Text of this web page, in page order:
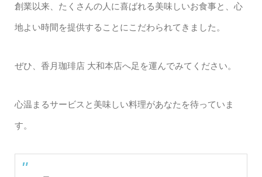
創業以来、たくさんの人に喜ばれる美味しいお食事と、心
地よい時間を提供することにこだわられてきました。
ぜひ、香月珈琲店 大和本店へ足を運んでみてください。
心温まるサービスと美味しい料理があなたを待っていま
す。